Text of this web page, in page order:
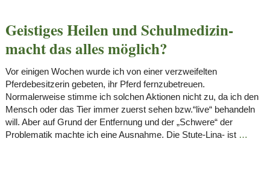
Geistiges Heilen und Schulmedizin-
macht das alles möglich?
Vor einigen Wochen wurde ich von einer verzweifelten
Pferdebesitzerin gebeten, ihr Pferd fernzubetreuen.
Normalerweise stimme ich solchen Aktionen nicht zu, da ich den
Mensch oder das Tier immer zuerst sehen bzw.“live“ behandeln
will. Aber auf Grund der Entfernung und der „Schwere“ der
Problematik machte ich eine Ausnahme. Die Stute-Lina- ist …